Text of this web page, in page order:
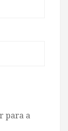
para a